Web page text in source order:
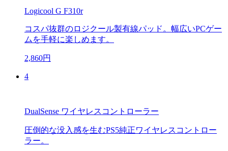
Logicool G F310r
コスパ抜群のロジクール製有線パッド。幅広いPCゲー
ムを手軽に楽しめます。
2,860円
4
DualSense ワイヤレスコントローラー
圧倒的な没入感を生むPS5純正ワイヤレスコントロー
ラー。